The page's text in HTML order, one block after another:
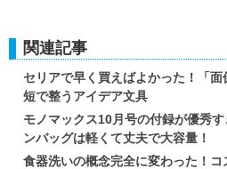
関連記事
セリアで早く買えばよかった！「
短で整うアイデア文具
モノマックス10月号の付録が優秀
ンバッグは軽くて丈夫で大容量！
食器洗いの概念完全に変わった！コ